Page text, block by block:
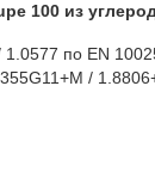
100 из
по EN
/